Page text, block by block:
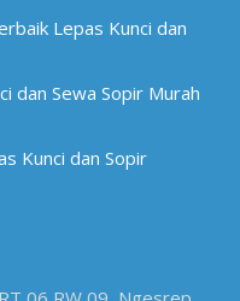
Lepas Kunci dan
dan Sewa Sopir Murah
Kunci dan Sopir